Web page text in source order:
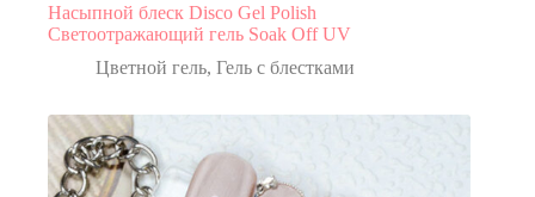
Насыпной блеск Disco Gel Polish
Светоотражающий гель Soak Off UV
Цветной гель, Гель с блестками